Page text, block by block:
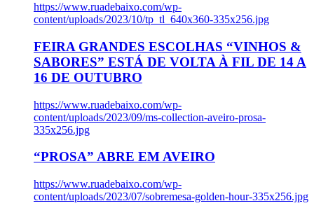
https://www.ruadebaixo.com/wp-
content/uploads/2023/10/tp_tl_640x360-335x256.jpg
FEIRA GRANDES ESCOLHAS “VINHOS &
SABORES” ESTÁ DE VOLTA À FIL DE 14 A
16 DE OUTUBRO
https://www.ruadebaixo.com/wp-
content/uploads/2023/09/ms-collection-aveiro-prosa-
335x256.jpg
“PROSA” ABRE EM AVEIRO
https://www.ruadebaixo.com/wp-
content/uploads/2023/07/sobremesa-golden-hour-335x256.jpg